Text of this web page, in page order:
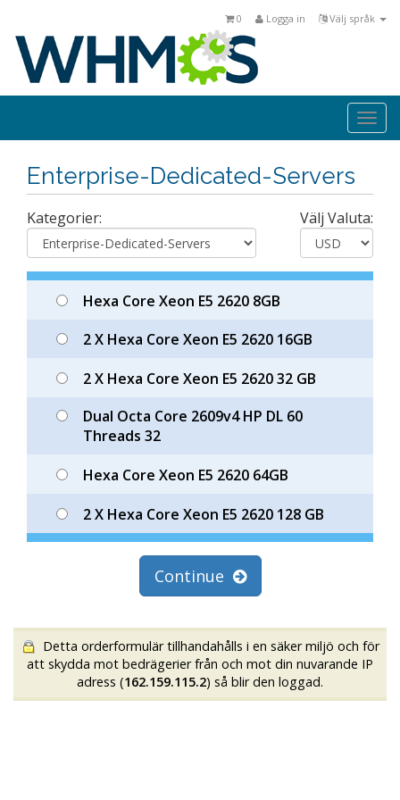
Välj språk
Logga in
0
Enterprise-Dedicated-Servers
Kategorier: Välj Valuta:
Hexa Core Xeon E5 2620 8GB
2 X Hexa Core Xeon E5 2620 16GB
2 X Hexa Core Xeon E5 2620 32 GB
Dual Octa Core 2609v4 HP DL 60
Threads 32
Hexa Core Xeon E5 2620 64GB
2 X Hexa Core Xeon E5 2620 128 GB
Continue
Detta orderformulär tillhandahålls i en säker miljö och för
att skydda mot bedrägerier från och mot din nuvarande IP
adress (162.159.115.2) så blir den loggad.